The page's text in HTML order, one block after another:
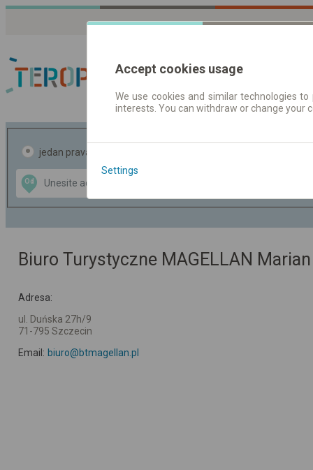
Red vožnje | Karte
jedan pravac
Od
Data CC-BY-SA
OpenStreetMap
GeoLite data by
Biuro Turystyczne MAGELLAN
Adresa:
ul. Duńska 27h/9
71-795 Szczecin
Email: biuro@btmagellan.pl
Accept cookies usage
We use cookies and similar technologies
interests. You can withdraw or change
Settings